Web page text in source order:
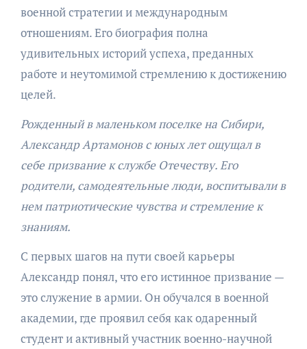
военной стратегии и международным
отношениям. Его биография полна
удивительных историй успеха, преданных
работе и неутомимой стремлению к достижению
целей.
Рожденный в маленьком поселке на Сибири,
Александр Артамонов с юных лет ощущал в
себе призвание к службе Отечеству. Его
родители, самодеятельные люди, воспитывали в
нем патриотические чувства и стремление к
знаниям.
С первых шагов на пути своей карьеры
Александр понял, что его истинное призвание —
это служение в армии. Он обучался в военной
академии, где проявил себя как одаренный
студент и активный участник военно-научной